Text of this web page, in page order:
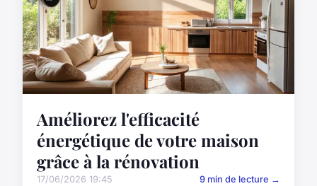
Améliorez l'efficacité
énergétique de votre maison
grâce à la rénovation
17/06/2026 19:45 9 min de lecture →